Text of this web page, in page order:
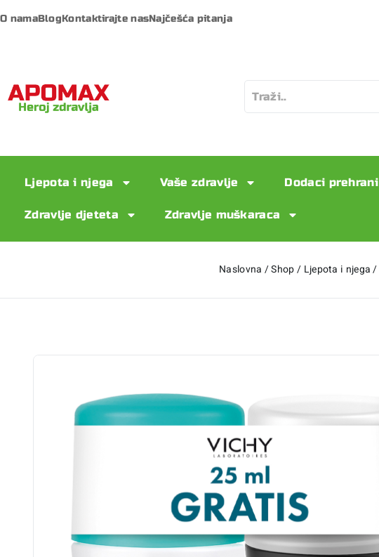
O namaBlogKontaktirajte nasNajčešća pitanja
Ljepota i njega Vaše zdravlje Dodaci prehrani
Zdravlje djeteta Zdravlje muškaraca
Naslovna /Shop/ Ljepota i njega /